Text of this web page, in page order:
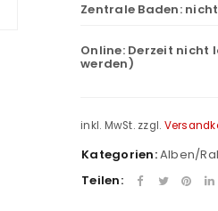
Zentrale Baden:
Online: Derzeit nicht
werden)
inkl. MwSt. zzgl.
Kategorien:Alben/
Teilen: